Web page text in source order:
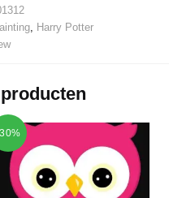
, Harry Potter